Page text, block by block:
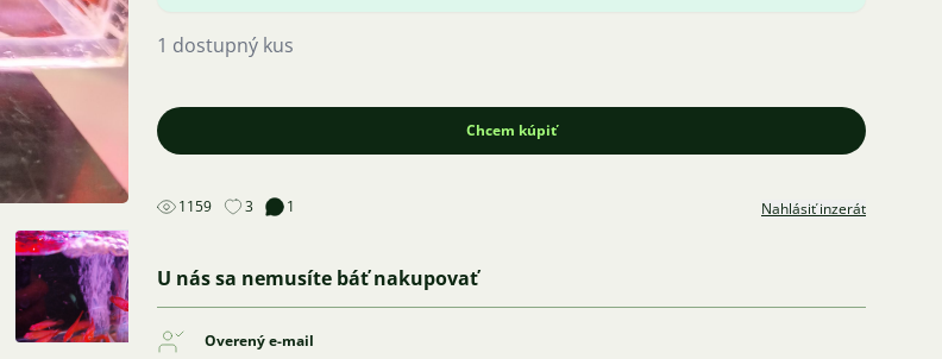
1 dostupný kus
Chcem kúpiť
1159 3 1 Nahlásiť inzerát
U nás sa nemusíte báť nakupovať
Overený e-mail